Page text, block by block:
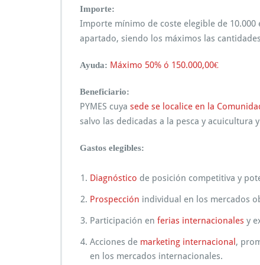
Importe:
Importe mínimo de coste elegible de
apartado, siendo los máximos las
Ayuda: Máximo 50% ó 150.000,00€
Beneficiario:
PYMES cuya sede se localice en la
salvo las dedicadas a la pesca y
Gastos elegibles:
Diagnóstico de posición competitiva y
Prospección individual en los mercados
Participación en ferias internacionales y
Acciones de marketing internacional ,
en los mercados internacionales.